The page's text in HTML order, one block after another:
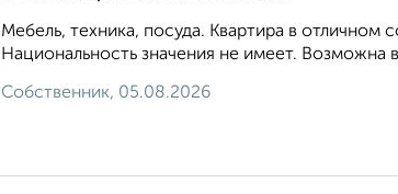
Мебель, техника, посуда. Квартира в
Национальность значения не имеет. Возможна
Собственник, 05.08.2026